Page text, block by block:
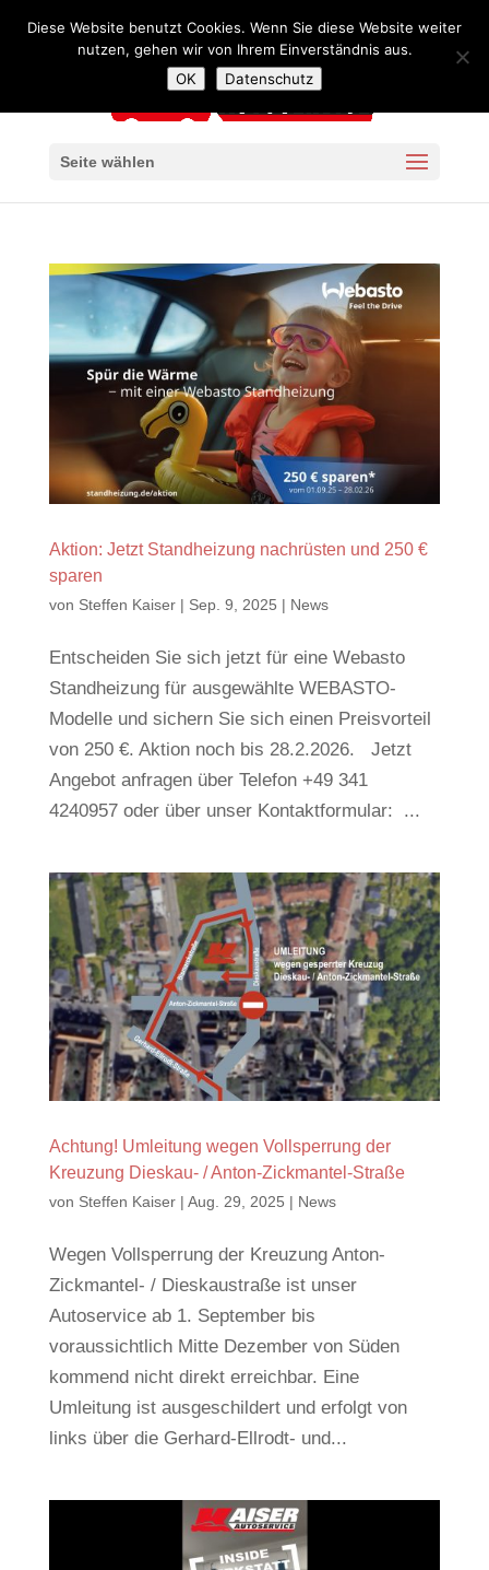
Seite wählen
Aktion: Jetzt Standheizung nachrüsten und 250 €
sparen
von Steffen Kaiser| Sep. 9, 2025 | News
Entscheiden Sie sich jetzt für eine Webasto
Standheizung für ausgewählte WEBASTO-
Modelle und sichern Sie sich einen Preisvorteil
von 250 €. Aktion noch bis 28.2.2026. Jetzt
Angebot anfragen über Telefon +49 341
4240957 oder über unser Kontaktformular: ...
Achtung! Umleitung wegen Vollsperrung der
Kreuzung Dieskau- / Anton-Zickmantel-Straße
von Steffen Kaiser| Aug. 29, 2025 | News
Wegen Vollsperrung der Kreuzung Anton-
Zickmantel- / Dieskaustraße ist unser
Autoservice ab 1. September bis
voraussichtlich Mitte Dezember von Süden
kommend nicht direkt erreichbar. Eine
Umleitung ist ausgeschildert und erfolgt von
links über die Gerhard-Ellrodt- und...
Diese Website benutzt Cookies. Wenn Sie diese Website weiter
nutzen, gehen wir von Ihrem Einverständnis aus.
OK
Datenschutz